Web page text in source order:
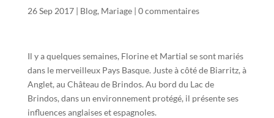
26 Sep 2017| Blog, Mariage| 0 commentaires
Il y a quelques semaines, Florine et Martial se sont mariés
dans le merveilleux Pays Basque. Juste à côté de Biarritz, à
Anglet, au Château de Brindos. Au bord du Lac de
Brindos, dans un environnement protégé, il présente ses
influences anglaises et espagnoles.